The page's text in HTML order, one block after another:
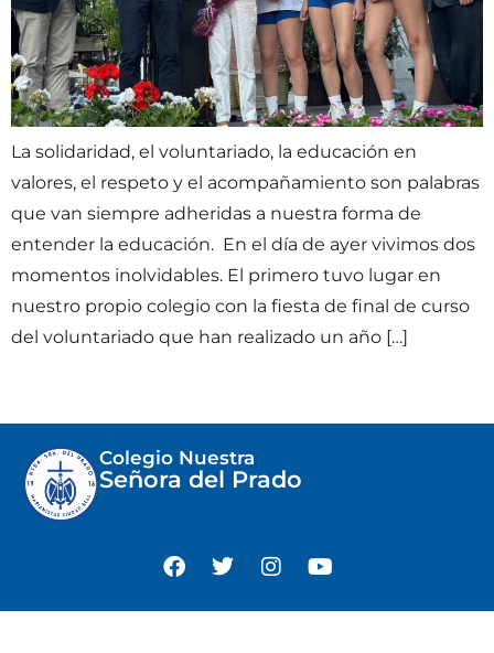
La solidaridad, el voluntariado, la educación en
valores, el respeto y el acompañamiento son palabras
que van siempre adheridas a nuestra forma de
entender la educación. En el día de ayer vivimos dos
momentos inolvidables. El primero tuvo lugar en
nuestro propio colegio con la fiesta de final de curso
del voluntariado que han realizado un año […]
Colegio Nuestra
Señora del Prado